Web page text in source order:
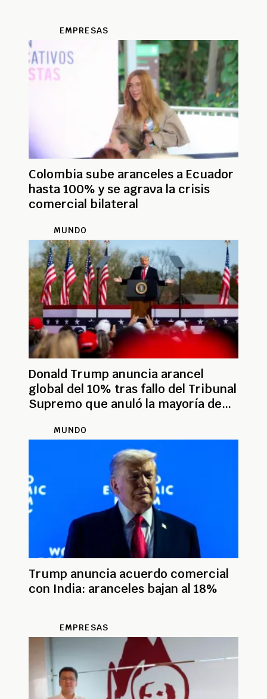
EMPRESAS
Colombia sube aranceles a Ecuador
hasta 100% y se agrava la crisis
comercial bilateral
MUNDO
Donald Trump anuncia arancel
global del 10% tras fallo del Tribunal
Supremo que anuló la mayoría de
MUNDO
Trump anuncia acuerdo comercial
con India: aranceles bajan al 18%
EMPRESAS